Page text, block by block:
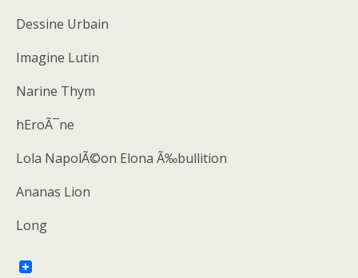
Dessine Urbain
Imagine Lutin
Narine Thym
hEroÃ¯ne
Lola NapolÃ©on Elona Ã‰bullition
Ananas Lion
Long